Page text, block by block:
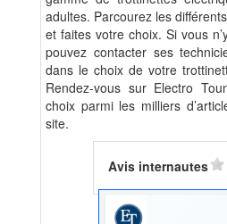
adultes. Parcourez les
et faites votre choix. Si vous
pouvez contacter ses
dans le choix de votre
Rendez-vous sur Electro
choix parmi les milliers
site.
Avis internautes